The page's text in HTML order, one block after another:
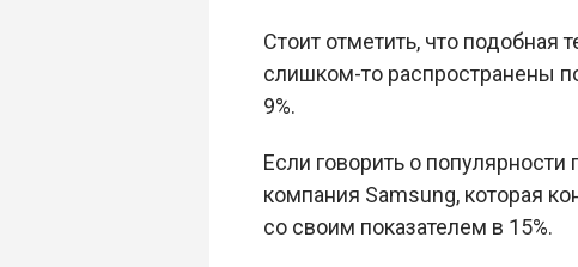
Стоит отметить, что
слишком-то распространены
9%.
Если говорить о
компания Samsung, которая
со своим показателем в 15%.